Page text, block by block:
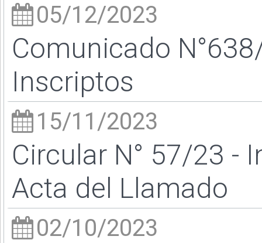
05/12/2023
Comunicado
Inscriptos
15/11/2023
Circular N° 57/23 -
Acta del Llamado
02/10/2023